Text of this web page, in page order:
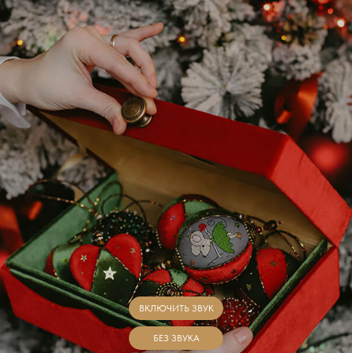
ВКЛЮЧИТЬ ЗВУК
БЕЗ ЗВУКА